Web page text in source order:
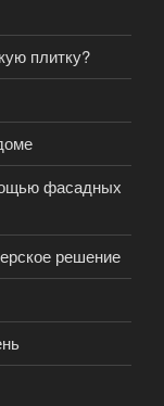
плитку?
фасадных
решение